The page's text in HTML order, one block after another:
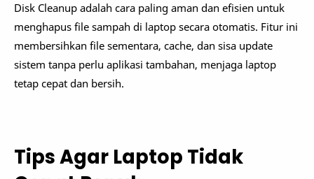
Disk Cleanup adalah cara paling aman dan efisien untuk
menghapus file sampah di laptop secara otomatis. Fitur ini
membersihkan file sementara, cache, dan sisa update
sistem tanpa perlu aplikasi tambahan, menjaga laptop
tetap cepat dan bersih.
Tips Agar Laptop Tidak